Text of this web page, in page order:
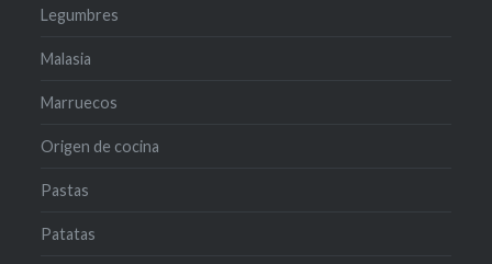
Legumbres
Malasia
Marruecos
Origen de cocina
Pastas
Patatas